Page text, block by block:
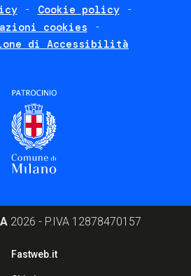
Cookie policy
cookies
di Accessibilità
2026 - P.IVA 12878470157
Fastweb.it